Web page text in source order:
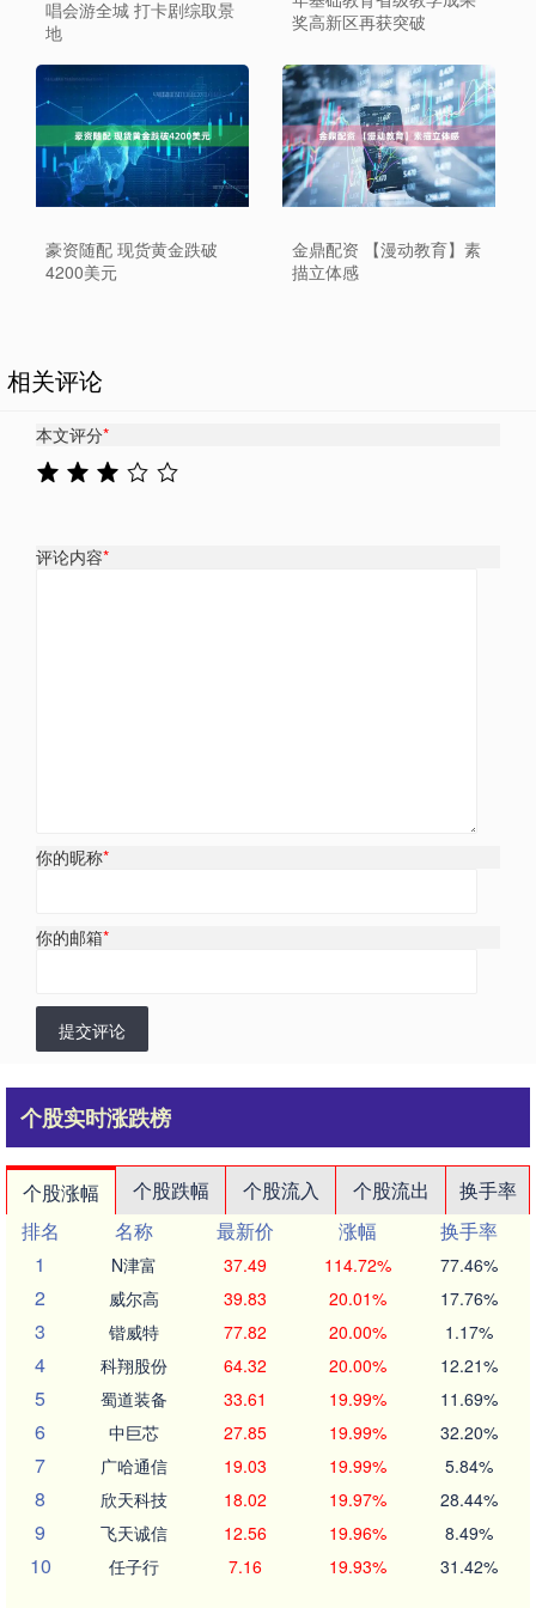
唱会游全城 打卡剧综取景
地
奖高新区再获突破
豪资随配 现货黄金跌破
4200美元
金鼎配资 【漫动教育】素
描立体感
相关评论
本文评分*
评论内容*
你的昵称*
你的邮箱*
提交评论
个股实时涨跌榜
个股涨幅 个股跌幅 个股流入 个股流出
换手率
排名
名称 最新价 涨幅
换手率
1
N津富 37.49 114.72% 77.46%
2 威尔高 39.83 20.01% 17.76%
3 锴威特 77.82 20.00% 1.17%
4 科翔股份 64.32 20.00% 12.21%
5 蜀道装备 33.61 19.99% 11.69%
6 中巨芯 27.85 19.99% 32.20%
7 广哈通信 19.03 19.99% 5.84%
8 欣天科技 18.02 19.97% 28.44%
9 飞天诚信 12.56 19.96% 8.49%
10 任子行 7.16 19.93% 31.42%